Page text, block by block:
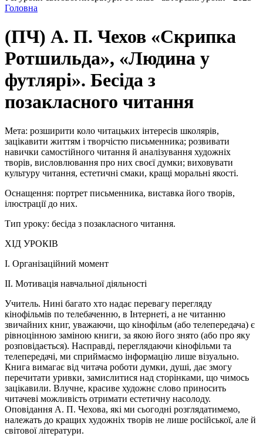
Головна
(ПЧ) А. П. Чехов «Скрипка
Ротшильда», «Людина у
футлярі». Бесіда з
позакласного читання
Мета: розширити коло читацьких інтересів школярів,
зацікавити життям і творчістю письменника; розвивати
навички самостійного читання й аналізування художніх
творів, висловлювання про них своєї думки; виховувати
культуру читання, естетичні смаки, кращі моральні якості.
Оснащення: портрет письменника, виставка його творів,
ілюстрації до них.
Тип уроку: бесіда з позакласного читання.
ХІД УРОКІВ
I. Організаційний момент
II. Мотивація навчальної діяльності
Учитель. Нині багато хто надає перевагу перегляду
кінофільмів по телебаченню, в Інтернеті, а не читанню
звичайних книг, уважаючи, що кінофільм (або телепередача) є
рівноцінною заміною книги, за якою його знято (або про яку
розповідається). Насправді, переглядаючи кінофільми та
телепередачі, ми сприймаємо інформацію лише візуально.
Книга вимагає від читача роботи думки, душі, дає змогу
перечитати уривки, замислитися над сторінками, що чимось
зацікавили. Влучне, красиве художнє слово приносить
читачеві можливість отримати естетичну насолоду.
Оповідання А. П. Чехова, які ми сьогодні розглядатимемо,
належать до кращих художніх творів не лише російської, але й
світової літератури.